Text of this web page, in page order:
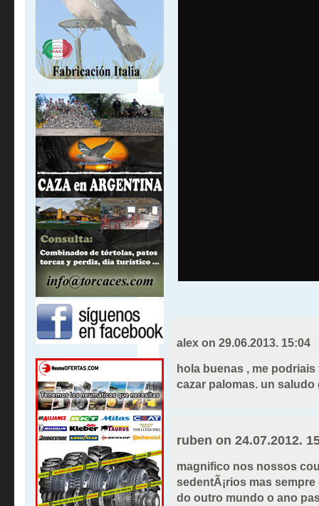
alex on 29.06.2013. 15:04
hola buenas , me
cazar palomas. un saludo
ruben on 24.07.2012.
magnifico nos nossos
sedentÃ¡rios mas
do outro mundo o ano